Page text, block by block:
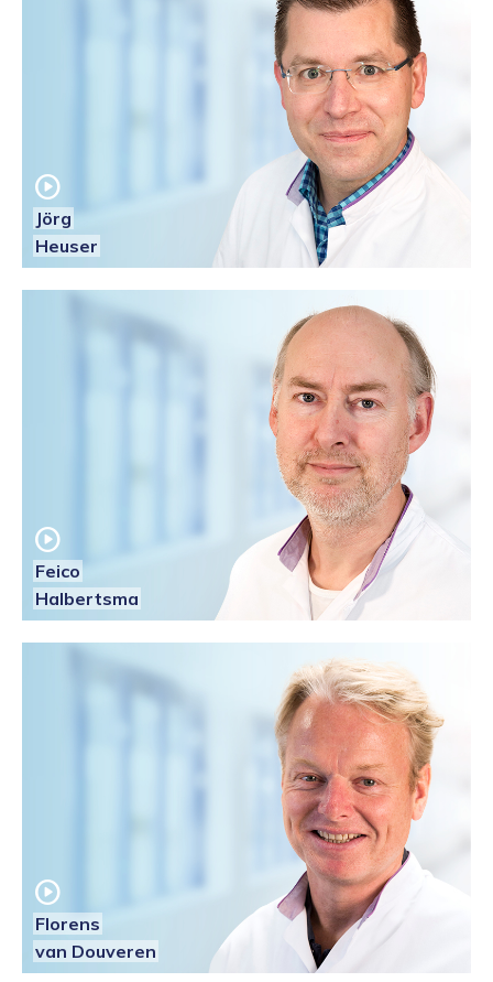
play_circle
Jörg
Heuser
play_circle
Feico
Halbertsma
play_circle
Florens
van Douveren